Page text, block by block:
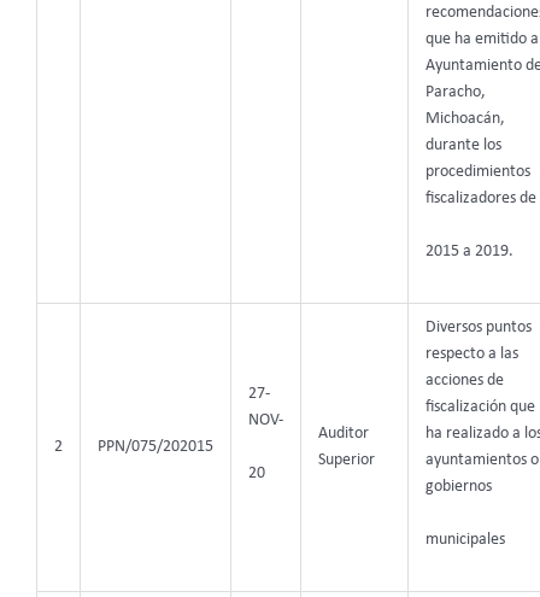
que ha emitido
Ayuntamiento
Paracho,
Michoacán,
durante los
procedimientos
fiscalizadores de
2015 a 2019.
2 PPN/075/202015
27-
NOV-
20
Auditor
Superior
Diversos puntos
respecto a las
acciones de
fiscalización que
ha realizado a
ayuntamientos o
gobiernos
municipales